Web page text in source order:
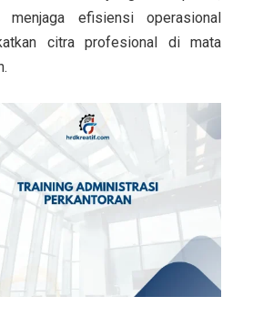
menjaga efisiensi operasional
citra profesional di mata